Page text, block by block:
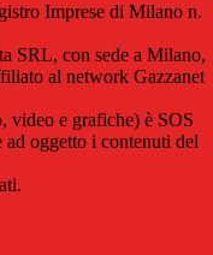
Imprese di Milano n.
SRL, con sede a Milano,
al network Gazzanet
video e grafiche) è SOS
oggetto i contenuti del